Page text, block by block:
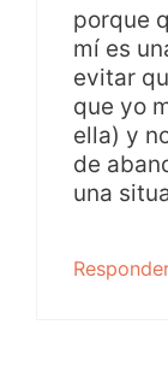
porque
mí es
evitar
que yo
ella) y
de
una